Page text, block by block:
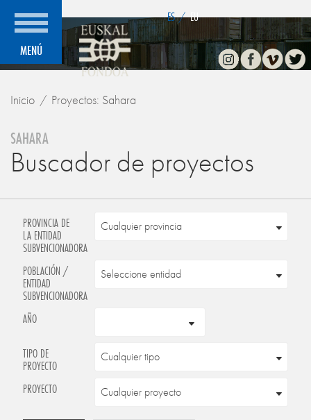
MENÚ
ES / EU
InstagramFacebook
Vimeo
Inicio Proyectos: Sahara
SAHARA
Buscador de proyectos
PROVINCIA DE
LA ENTIDAD
SUBVENCIONADORA
POBLACIÓN /
ENTIDAD
SUBVENCIONADORA
AÑO
TIPO DE
PROYECTO
PROYECTO